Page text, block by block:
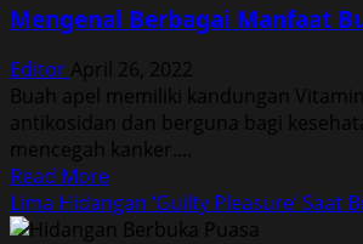
Mengenal Berbagai Manfaat
Editor April 26, 2022
Buah apel memiliki kandungan
antikosidan dan berguna bagi
mencegah kanker....
Read MoreRead
more
about
Lima Hidangan ‘Guilty Pleasure’ Saat